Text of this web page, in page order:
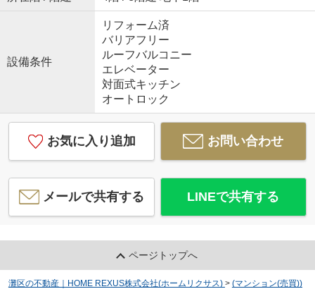
設備条件
リフォーム済
バリアフリー
ルーフバルコニー
エレベーター
対面式キッチン
オートロック
お気に入り追加 お問い合わせ
メールで共有する LINEで共有する
ページトップへ
灘区の不動産｜HOME REXUS株式会社(ホームリクサス) > (マンション(売買))